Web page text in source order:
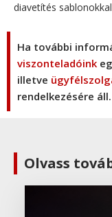
diavetítés
Ha további
viszonteladóink
illetve
rendelkezésére áll.
Olvass